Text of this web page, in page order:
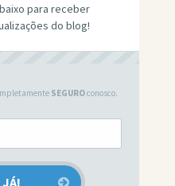
para receber
do blog!
SEGUROconosco.